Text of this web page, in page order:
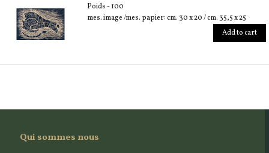
Poids - 100
mes. image /mes. papier: cm. 30 x 20 / cm. 35,5 x 25
Add to cart
Qui sommes nous